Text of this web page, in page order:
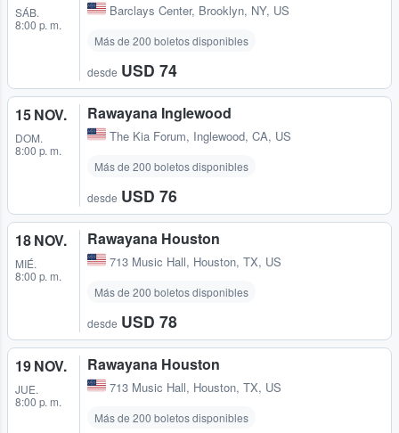
SÁB.
8:00 p. m.
Barclays Center, Brooklyn, NY, US
Más de 200 boletos disponibles
desde USD 74
15 NOV.
DOM.
8:00 p. m.
Rawayana Inglewood
The Kia Forum, Inglewood, CA, US
Más de 200 boletos disponibles
desde USD 76
18 NOV.
MIÉ.
8:00 p. m.
Rawayana Houston
713 Music Hall, Houston, TX, US
Más de 200 boletos disponibles
desde USD 78
19 NOV.
JUE.
8:00 p. m.
Rawayana Houston
713 Music Hall, Houston, TX, US
Más de 200 boletos disponibles